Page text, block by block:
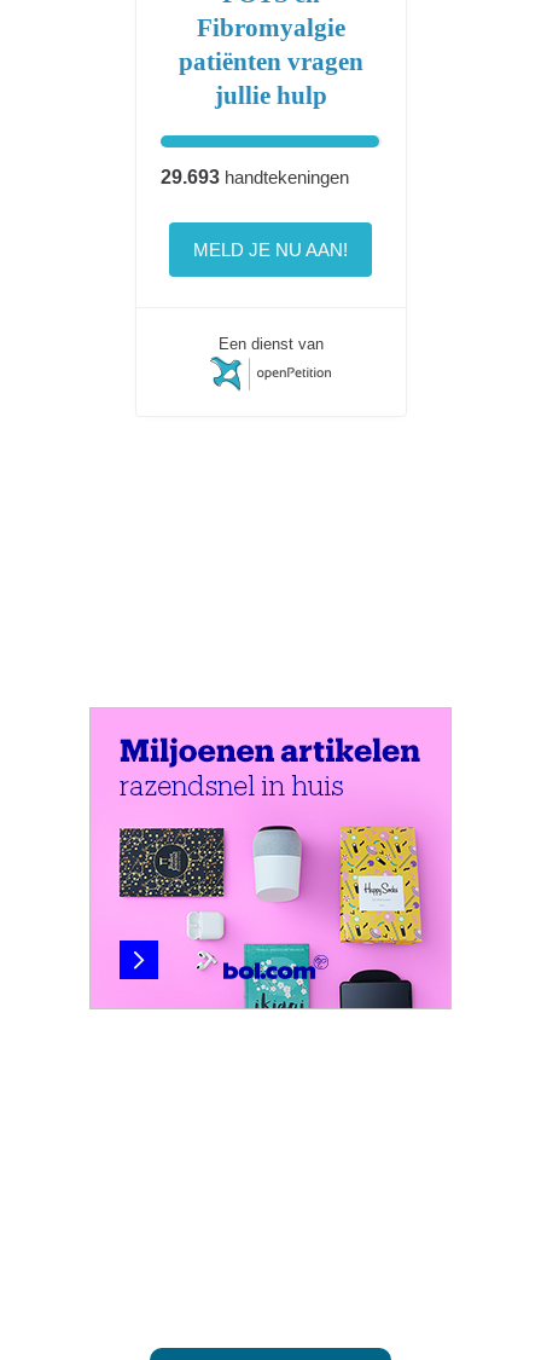
Fibromyalgie
patiënten vragen
jullie hulp
29.693handtekeningen
MELD JE NU AAN!
Een dienst van